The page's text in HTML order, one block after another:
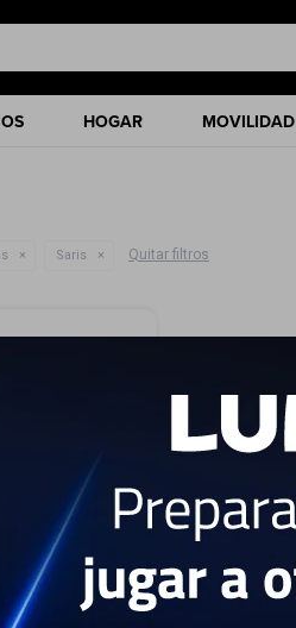
HOGAR MOVILIDAD
Saris Quitar filtros
- Bone 3, para